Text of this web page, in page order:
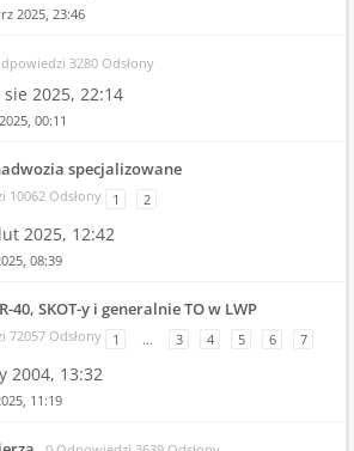
2025, 23:46
3280 Odsłony
sie 2025, 22:14
00:11
specjalizowane
10062 Odsłony 1 2
2025, 12:42
08:39
40, SKOT-y i generalnie TO w LWP
72057 Odsłony 1 … 3 4 5 6 7
2004, 13:32
11:19